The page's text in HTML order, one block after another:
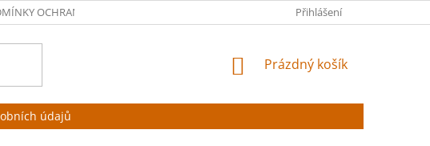
OCHRANY OSOBNÍCH ÚDAJŮ Přihlášení
NÁKUPNÍ
Prázdný košík
údajů